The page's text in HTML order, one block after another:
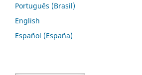
Português (Brasil)
English
Español (España)